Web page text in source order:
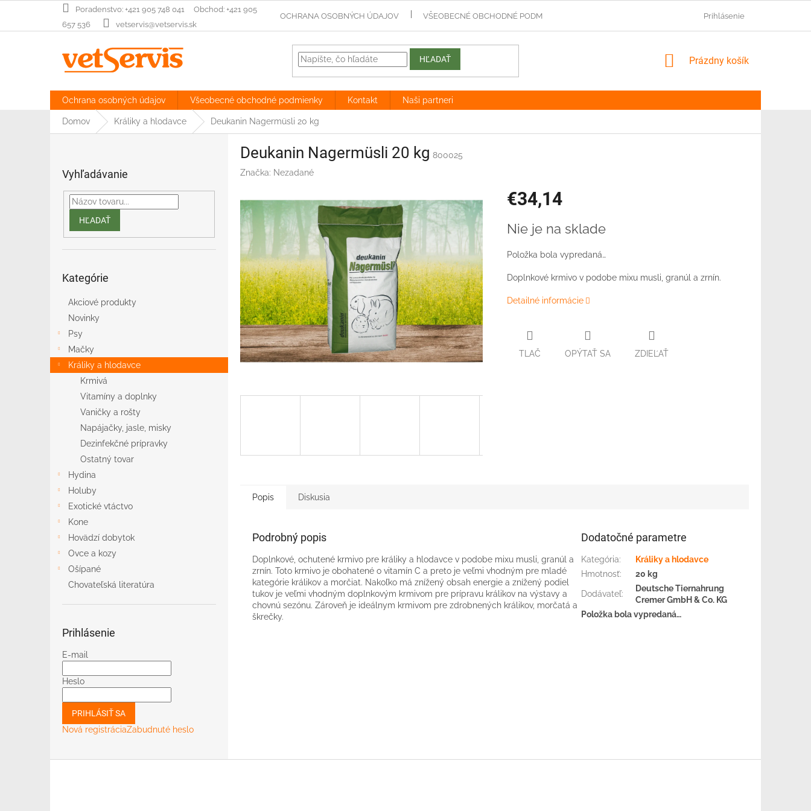
‎Poradenstvo: +421 905 748 041‏‏‎ ‎‏‏‎ ‎‏‏‎ ‎‏‏‎ ‎ Obchod: +421 905
657 536
vetservis@vetservis.sk
OCHRANA OSOBNÝCH ÚDAJOV VŠEOBECNÉ OBCHODNÉ PODMIENKY Prihlásenie
HĽADAŤ
NÁKUPNÝ
Prázdny košík
Ochrana osobných údajov Všeobecné obchodné podmienky Kontakt Naši partneri
Domov Králiky a hlodavce Deukanin Nagermüsli 20 kg
Vyhľadávanie
HĽADAŤ
kategórie
Kategórie
Akciové produkty
Novinky
Psy
Mačky
Králiky a hlodavce
Krmivá
Vitamíny a doplnky
Vaničky a rošty
Napájačky, jasle, misky
Dezinfekčné prípravky
Ostatný tovar
Hydina
Holuby
Exotické vtáctvo
Kone
Hovädzí dobytok
Ovce a kozy
Ošípané
Chovateľská literatúra
Prihlásenie
E-mail
Heslo
PRIHLÁSIŤ SA
Nová registráciaZabudnuté heslo
Deukanin Nagermüsli 20 kg 800025
Značka: Nezadané
€34,14
cena:
Nie je na sklade
Položka bola vypredaná…
Doplnkové krmivo v podobe mixu musli, granúl a zrnín.
Detailné informácie
TLAČ OPÝTAŤ SA ZDIEĽAŤ
Popis Diskusia
Podrobný popis
Doplnkové, ochutené krmivo pre králiky a hlodavce v podobe mixu musli, granúl a
zrnín. Toto krmivo je obohatené o vitamín C a preto je veľmi vhodným pre mladé
kategórie králikov a morčiat. Nakoľko má znížený obsah energie a znížený podiel
tukov je veľmi vhodným doplnkovým krmivom pre prípravu králikov na výstavy a
chovnú sezónu. Zároveň je ideálnym krmivom pre zdrobnených králikov, morčatá a
škrečky.
Dodatočné parametre
Kategória:
Králiky a hlodavce
Hmotnosť: 20 kg
Dodávateľ:
Deutsche Tiernahrung
Cremer GmbH & Co. KG
Položka bola vypredaná…